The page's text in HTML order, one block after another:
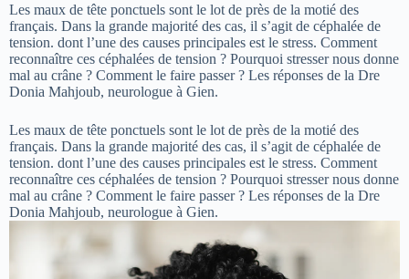
Les maux de tête ponctuels sont le lot de près de la motié des
français. Dans la grande majorité des cas, il s’agit de céphalée de
tension. dont l’une des causes principales est le stress. Comment
reconnaître ces céphalées de tension ? Pourquoi stresser nous donne
mal au crâne ? Comment le faire passer ? Les réponses de la Dre
Donia Mahjoub, neurologue à Gien.
Les maux de tête ponctuels sont le lot de près de la motié des
français. Dans la grande majorité des cas, il s’agit de céphalée de
tension. dont l’une des causes principales est le stress. Comment
reconnaître ces céphalées de tension ? Pourquoi stresser nous donne
mal au crâne ? Comment le faire passer ? Les réponses de la Dre
Donia Mahjoub, neurologue à Gien.